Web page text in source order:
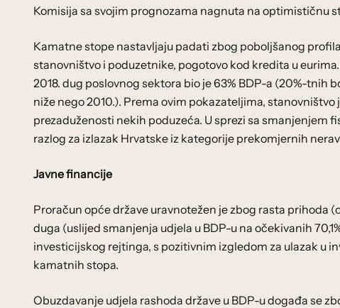
Komisija sa svojim prognozama nagnuta na optimističnu
Kamatne stope nastavljaju padati zbog poboljšanog
stanovništvo i poduzetnike, pogotovo kod kredita u
2018. dug poslovnog sektora bio je 63% BDP-a (20%-tnih
niže nego 2010.). Prema ovim pokazateljima,
prezaduženosti nekih poduzeća. U sprezi sa smanjenjem
razlog za izlazak Hrvatske iz kategorije prekomjernih
Javne financije
Proračun opće države uravnotežen je zbog rasta prihoda
duga (uslijed smanjenja udjela u BDP-u na očekivanih
investicijskog rejtinga, s pozitivnim izgledom za ulazak u
kamatnih stopa.
Obuzdavanje udjela rashoda države u BDP-u događa se